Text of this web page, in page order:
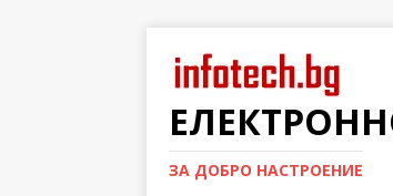
ЗА ДОБРО НАСТРОЕНИЕ